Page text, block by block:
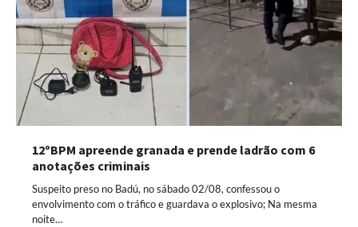
12ºBPM apreende granada e prende ladrão com 6
anotações criminais
Suspeito preso no Badú, no sábado 02/08, confessou o
envolvimento com o tráfico e guardava o explosivo; Na mesma
noite…